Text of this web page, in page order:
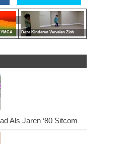
YMCA Deze Kinderen Vervelen Zich
Als Jaren ‘80 Sitcom